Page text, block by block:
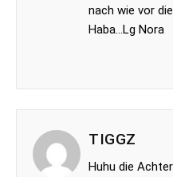
nach wie vor
Haba…Lg Nora
TIGGZ
Huhu die